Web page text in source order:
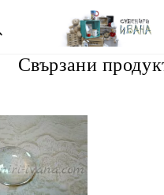
Свързани